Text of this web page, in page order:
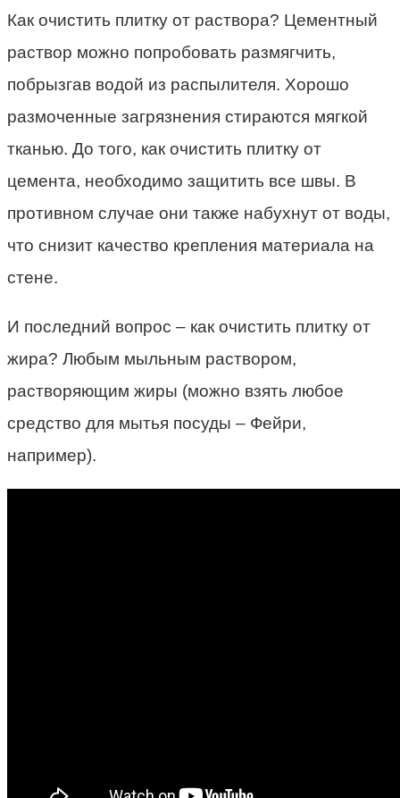
Как очистить плитку от раствора? Цементный
раствор можно попробовать размягчить,
побрызгав водой из распылителя. Хорошо
размоченные загрязнения стираются мягкой
тканью. До того, как очистить плитку от
цемента, необходимо защитить все швы. В
противном случае они также набухнут от воды,
что снизит качество крепления материала на
стене.
И последний вопрос – как очистить плитку от
жира? Любым мыльным раствором,
растворяющим жиры (можно взять любое
средство для мытья посуды – Фейри,
например).